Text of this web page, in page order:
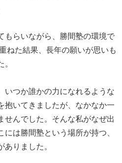
もらいながら、勝間塾の環境で
ねた結果、長年の願いが思いも
いつか誰かの力になれるような
抱いてきましたが、なかなか一
せんでした。そんな私がなぜ出
は勝間塾という場所が持つ、
ありました。